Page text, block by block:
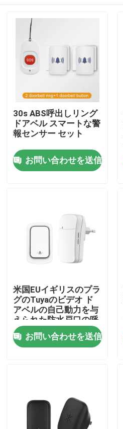
家
プロダクト
工場旅行
品質管理
私達に連絡しなさい
引用を要求しなさい
Zigbee スマート スイッチ
30s ABS呼出しリング
ドアベル スマートな警
報センサー セット
お問い合わせを送信
米国EUイギリスのプラ
グのTuyaのビデオ ド
アベルの自己動力を与
えられた防水戸口の呼
び鈴150M
お問い合わせを送信